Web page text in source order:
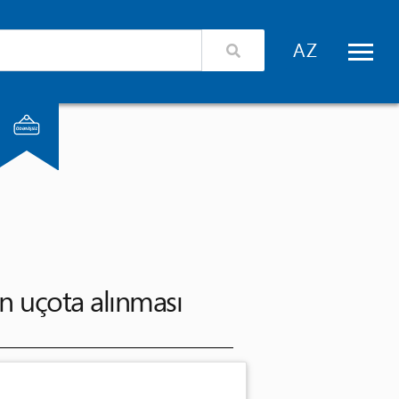
Xidmət təminatçıları üçün giriş
uçota alınması